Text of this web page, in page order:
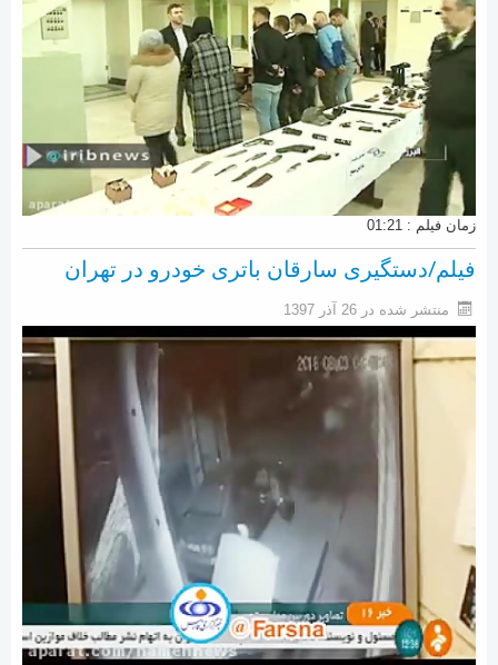
زمان فیلم : 01:21
فیلم/دستگیری سارقان باتری خودرو در تهران
منتشر شده در 26 آذر 1397